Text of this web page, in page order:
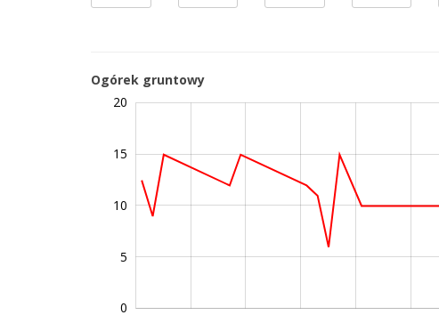
Ogórek gruntowy
10
0
20
10
15
5